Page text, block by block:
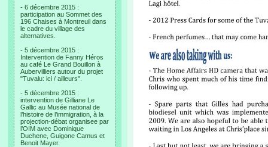
- 6 décembre 2015 :
participation au Sommet des
196 Chaises à Montreuil dans
le cadre du village des
alternatives.
- 5 décembre 2015 :
Intervention de Fanny Héros
au café Le Grand Bouillon à
Aubervilliers autour du projet
"Tuvalu: ici / ailleurs".
- 5 décembre 2015 :
intervention de Gilliane Le
Gallic au Musée national de
l’histoire de l’immigration, à la
projection-débat organisee par
l’OIM avec Dominique
Duchene, Guigone Camus et
Benoit Mayer.